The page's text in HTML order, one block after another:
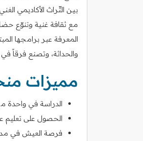
بين التّراث الأكاديمي
مع ثقافة غنية وتنوّع
المعرفة عبر برامجها
والحداثة، وتصنع فرقاً
مميزات
الدراسة في واحدة
الحصول على تعليم
فرصة العيش في